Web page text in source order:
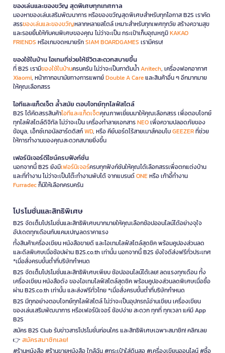
ของเล่นและของขวัญ สุดพิเศษทุกเทศกาล
มองหาของเล่นเสริมพัฒนาการ หรือของขวัญสุดพิเศษสำหรับทุกโอกาส B2S เราคัด
สรรของเล่นและของขวัญหลากหลายสไตล์ เหมาะสำหรับทุกเพศทุกวัย สร้างความสุข
และรอยยิ้มให้กับคนพิเศษของคุณ ไม่ว่าจะเป็น กระเป๋าเก็บอุณหภูมิKAKAO
FRIENDS หรือเกมจดหมายรักSIAM BOARDGAMES เรามีครบ!
ของใช้ในบ้าน ไอเทมที่ช่วยให้ชีวิตสะดวกสบายขึ้น
ที่ B2S เรามีของใช้ในบ้านครบครัน ไม่ว่าจะเป็นกาต้มน้ำAnitech, เครื่องฟอกอากาศ
Xiaomi, หน้ากากอนามัยทางการแพทย์Double A Careและสินค้าอื่น ๆ อีกมากมาย
ให้คุณเลือกสรร
ไอทีและแก็ดเจ็ต ล้ำสมัย ตอบโจทย์ทุกไลฟ์สไตล์
B2S ได้คัดสรรสินค้าไอทีและแก็ดเจ็ตคุณภาพเยี่ยมมาให้คุณเลือกสรร เพื่อตอบโจทย์
ทุกไลฟ์สไตล์ดิจิทัล ไม่ว่าจะเป็น เครื่องทำลายเอกสารNEOเพื่อความปลอดภัยของ
ข้อมูล, เอ็กซ์เทอนัลฮาร์ดดิสก์WD, หรือ คีย์บอร์ดไร้สายเมาส์คอมโบGEEZERที่ช่วย
ให้การทำงานของคุณสะดวกสบายยิ่งขึ้น
เฟอร์นิเจอร์ดีไซน์ครบฟังก์ชั่น
นอกจากนี้ B2S ยังมีเฟอร์นิเจอร์ครบทุกฟังก์ชันให้คุณได้เลือกสรรเพื่อตกแต่งบ้าน
และที่ทำงาน ไม่ว่าจะเป็นโต๊ะทำงานพับได้ จากแบรนด์ONEหรือ เก้าอี้ทำงาน
Furradecก็มีให้เลือกครบครัน
โปรโมชั่นและสิทธิพิเศษ
B2S จัดเต็มโปรโมชั่นและสิทธิพิเศษมากมายให้คุณเลือกช้อปออนไลน์ได้อย่างจุใจ
อัปเดตทุกเดือนกับแคมเปญลดราคาแรง
ทั้งสินค้าเครื่องเขียน หนังสือขายดี และไอเทมไลฟ์สไตล์สุดชิค พร้อมคูปองส่วนลด
และดีลพิเศษเมื่อช้อปผ่าน B2S.co.th เท่านั้น นอกจากนี้ B2S ยังใจดีส่งฟรีทั่วประเทศ
*เมื่อสั่งครบขั้นต่ำที่บริษัทกำหนด
B2S จัดเต็มโปรโมชั่นและสิทธิพิเศษเพียบ ช้อปออนไลน์ได้เลย! ลดแรงทุกเดือน ทั้ง
เครื่องเขียน หนังสือดัง ของไอเทมไลฟ์สไตล์สุดชิค พร้อมคูปองส่วนลดพิเศษเมื่อซื้อ
ผ่าน B2S.co.th เท่านั้น และส่งฟรีทั่วไทย *เมื่อสั่งครบขั้นต่ำที่บริษัทกำหนด
B2S มีทุกอย่างตอบโจทย์ทุกไลฟ์สไตล์ ไม่ว่าจะเป็นอุปกรณ์อ่านเขียน เครื่องเขียน
ของเล่นเสริมพัฒนาการ หรือเฟอร์นิเจอร์ ช้อปง่าย สะดวก ทุกที่ ทุกเวลา แค่มี App
B2S
สมัคร B2S Club รับข่าวสารโปรโมชั่นก่อนใคร และสิทธิพิเศษเฉพาะสมาชิก! คลิกเลย
👉 สมัครสมาชิกเลย!
#ร้านหนังสือ #ร้านขายหนังสือ ใกล้ฉัน #กระเป๋าใส่ดินสอ #เครื่องเขียนออนไลน์ #ซื้อ